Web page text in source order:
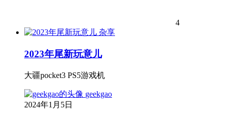
4
杂享
2023年尾新玩意儿
大疆pocket3 PS5游戏机
geekgao
2024年1月5日